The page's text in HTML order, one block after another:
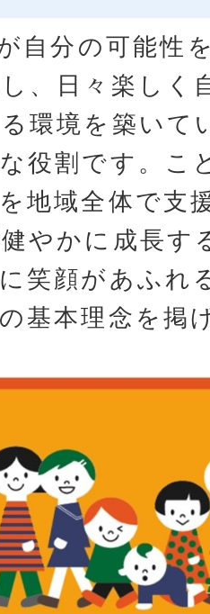
自分の可能性
、日々楽しく
環境を築いて
役割です。こ
地域全体で支
やかに成長す
笑顔があふれ
基本理念を掲